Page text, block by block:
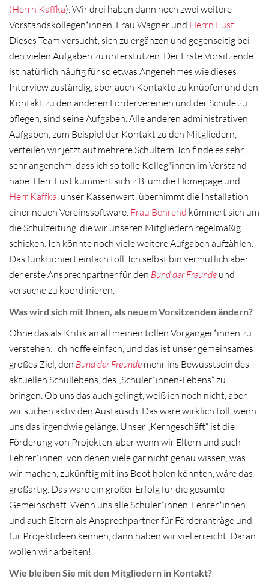
(Herrn Kaffka). Wir drei haben dann noch zwei weitere
Vorstandskollegen*innen, Frau Wagner und Herrn Fust.
Dieses Team versucht, sich zu ergänzen und gegenseitig bei
den vielen Aufgaben zu unterstützen. Der Erste Vorsitzende
ist natürlich häufig für so etwas Angenehmes wie dieses
Interview zuständig, aber auch Kontakte zu knüpfen und den
Kontakt zu den anderen Fördervereinen und der Schule zu
pflegen, sind seine Aufgaben. Alle anderen administrativen
Aufgaben, zum Beispiel der Kontakt zu den Mitgliedern,
verteilen wir jetzt auf mehrere Schultern. Ich finde es sehr,
sehr angenehm, dass ich so tolle Kolleg*innen im Vorstand
habe. Herr Fust kümmert sich z.B. um die Homepage und
Herr Kaffka, unser Kassenwart, übernimmt die Installation
einer neuen Vereinssoftware. Frau Behrend kümmert sich um
die Schulzeitung, die wir unseren Mitgliedern regelmäßig
schicken. Ich könnte noch viele weitere Aufgaben aufzählen.
Das funktioniert einfach toll. Ich selbst bin vermutlich aber
der erste Ansprechpartner für den Bund der Freunde und
versuche zu koordinieren.
Was wird sich mit Ihnen, als neuem Vorsitzenden ändern?
Ohne das als Kritik an all meinen tollen Vorgänger*innen zu
verstehen: Ich hoffe einfach, und das ist unser gemeinsames
großes Ziel, den Bund der Freunde mehr ins Bewusstsein des
aktuellen Schullebens, des „Schüler*innen-Lebens“ zu
bringen. Ob uns das auch gelingt, weiß ich noch nicht, aber
wir suchen aktiv den Austausch. Das wäre wirklich toll, wenn
uns das irgendwie gelänge. Unser „Kerngeschäft“ ist die
Förderung von Projekten, aber wenn wir Eltern und auch
Lehrer*innen, von denen viele gar nicht genau wissen, was
wir machen, zukünftig mit ins Boot holen könnten, wäre das
großartig. Das wäre ein großer Erfolg für die gesamte
Gemeinschaft. Wenn uns alle Schüler*innen, Lehrer*innen
und auch Eltern als Ansprechpartner für Förderanträge und
für Projektideen kennen, dann haben wir viel erreicht. Daran
wollen wir arbeiten!
Wie bleiben Sie mit den Mitgliedern in Kontakt?